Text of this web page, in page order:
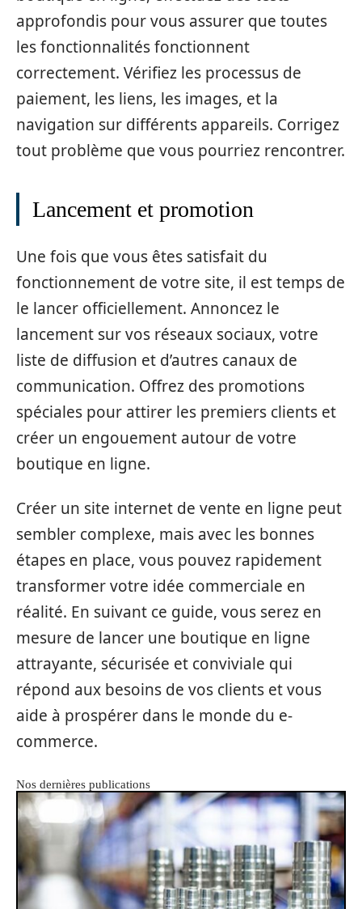
approfondis pour vous assurer que toutes
les fonctionnalités fonctionnent
correctement. Vérifiez les processus de
paiement, les liens, les images, et la
navigation sur différents appareils. Corrigez
tout problème que vous pourriez rencontrer.
Lancement et promotion
Une fois que vous êtes satisfait du
fonctionnement de votre site, il est temps de
le lancer officiellement. Annoncez le
lancement sur vos réseaux sociaux, votre
liste de diffusion et d’autres canaux de
communication. Offrez des promotions
spéciales pour attirer les premiers clients et
créer un engouement autour de votre
boutique en ligne.
Créer un site internet de vente en ligne peut
sembler complexe, mais avec les bonnes
étapes en place, vous pouvez rapidement
transformer votre idée commerciale en
réalité. En suivant ce guide, vous serez en
mesure de lancer une boutique en ligne
attrayante, sécurisée et conviviale qui
répond aux besoins de vos clients et vous
aide à prospérer dans le monde du e-
commerce.
Nos dernières publications